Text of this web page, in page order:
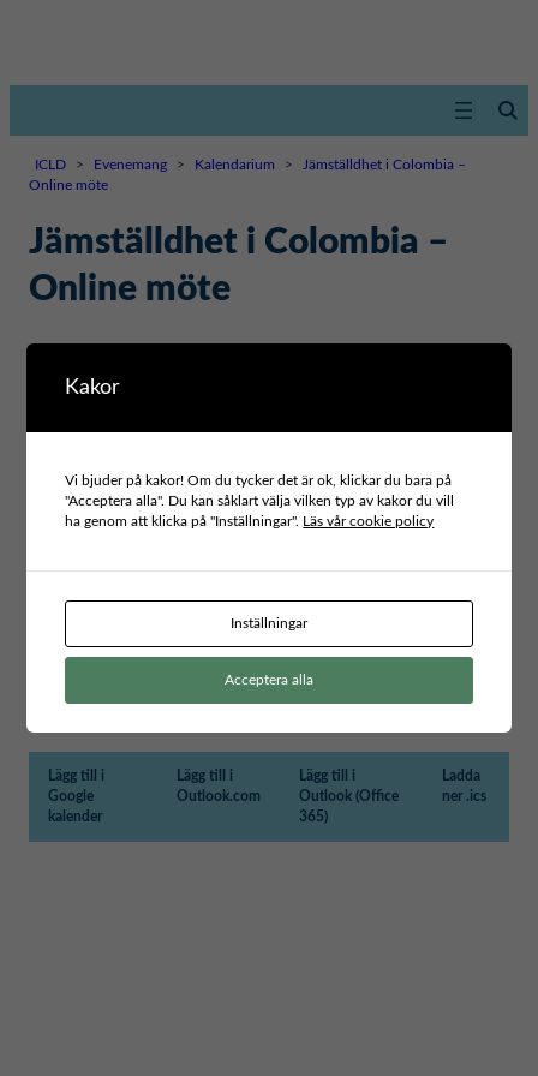
ICLD > Evenemang > Kalendarium >
Jämställdhet i Colombia –
Online möte
Jämställdhet i Colombia –
Online möte
29 NOVEMBER 2023
Agenda:
Kommunala budgetar ur ett genusperspektiv
Rosa Chaparro, UN Women Colombia
partnerskap med fokus på könsbaserat våld
Lägg till i
Google
kalender
Lägg till i
Outlook.com
Lägg till i
Outlook (Office
365)
Ladda
ner .ics
Kakor
Vi bjuder på kakor! Om du tycker det är ok, klickar du bara på
"Acceptera alla". Du kan såklart välja vilken typ av kakor du vill
ha genom att klicka på "Inställningar".
Läs vår cookie policy
Inställningar
Acceptera alla